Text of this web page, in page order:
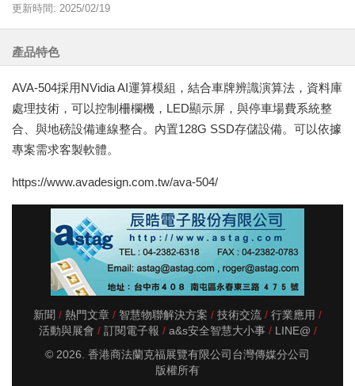
更新時間: 2025/02/19
產品特色
AVA-504採用NVidia AI運算模組，結合車牌辨識演算法，資料庫
處理技術，可以控制柵欄機，LED顯示屏，與停車場費系統整
合、與地磅設備連線整合。內置128G SSD存儲設備。可以依據
專案需求客製軟體。
https://www.avadesign.com.tw/ava-504/
新聞 熱門文章 智慧物聯解決方案 技術交流
行業應用
活動與展會
訂閱電子報 a&s安全智慧大小事
LINE@
© 2026. 香港商法蘭克福展覽有限公司台灣傳媒分公司
版權所有